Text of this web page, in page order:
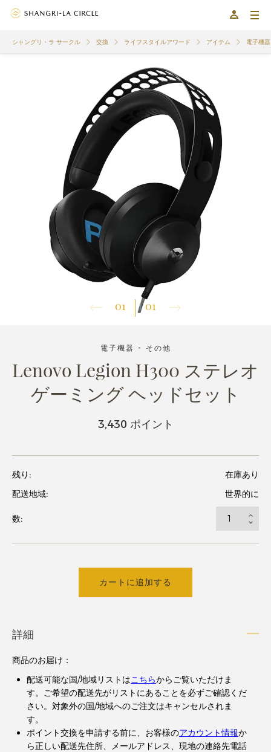
シャングリ・ラ サークル 交換 ライフスタイルアワード アイテム 電子機器
01 01
電子機器 - その他
Lenovo Legion H300 ステレオ
ゲーミング ヘッドセット
3,430 ポイント
残り:
在庫あり
配送地域:
世界的に
数:
カートに追加する
詳細
商品のお届け：
配送可能な国/地域リストはこちらからご覧いただけま
す。ご希望の配送先がリストにあることを必ずご確認くだ
さい。対象外の国/地域へのご注文はキャンセルされま
す。
ポイント交換を申請する前に、お客様のアカウント情報か
ら正しい配送先住所、メールアドレス、現地の連絡先電話